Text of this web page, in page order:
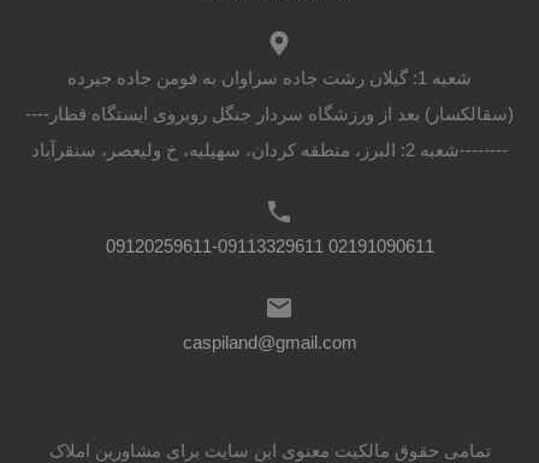
شعبه 1: گیلان رشت جاده سراوان به فومن جاده جیرده
(سقالکسار) بعد از ورزشگاه سردار جنگل روبروی ایستگاه قطار----
--------شعبه 2: البرز، منطقه کردان، سهیلیه، خ ولیعصر، سنقرآباد
02191090611 09120259611-09113329611
caspiland@gmail.com
تمامی حقوق مالکیت معنوی این ‌سایت برای مشاورین املاک